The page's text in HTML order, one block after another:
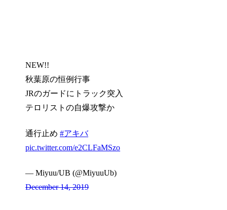
NEW!!
秋葉原の恒例行事
JRのガードにトラック突入
テロリストの自爆攻撃か
通行止め#アキバ
pic.twitter.com/e2CLFaMSzo
— Miyuu/UB (@MiyuuUb)
December 14, 2019